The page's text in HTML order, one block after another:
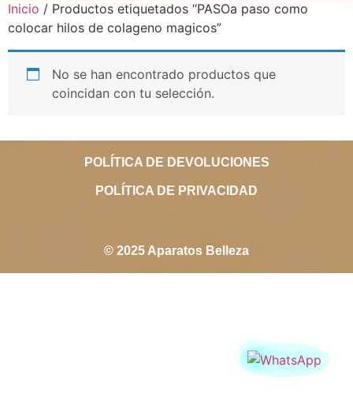
Inicio / Productos etiquetados “PASOa paso como
colocar hilos de colageno magicos”
No se han encontrado productos que
coincidan con tu selección.
POLÍTICA DE DEVOLUCIONES
POLÍTICA DE PRIVACIDAD
© 2025 Aparatos Belleza